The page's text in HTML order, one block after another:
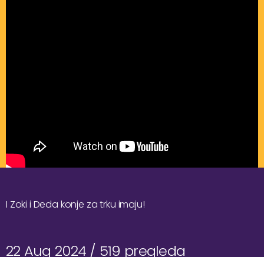
I Zoki i Deda konje za trku imaju!
22 Aug 2024 / 519 pregleda